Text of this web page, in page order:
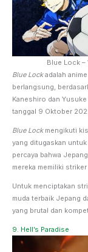
Blue Lock –
Blue Lockadalah
berlangsung,
Kaneshiro dan
tanggal 9 Oktober
Blue Lockmengikuti
yang ditugaskan
percaya bahwa
mereka memiliki
Untuk menciptakan
muda terbaik Jepang
yang brutal dan
9. Hell’s Paradise